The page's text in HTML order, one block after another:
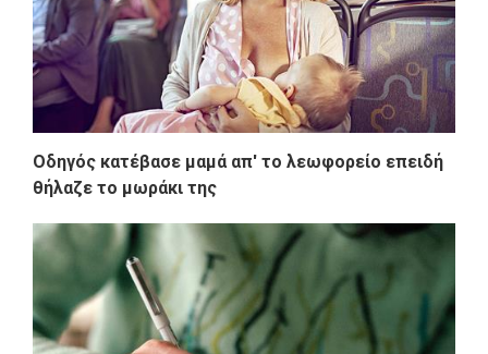
Οδηγός κατέβασε μαμά απ' το λεωφορείο επειδή
θήλαζε το μωράκι της